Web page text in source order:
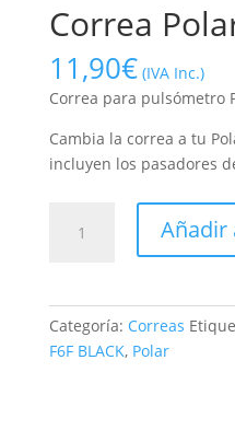
Correa
11,90€ (IVA Inc.)
Correa para pulsómetro
Cambia la correa a tu
incluyen los pasadores
Polar
cantidad
Añadir
Categoría: Correas
F6F BLACK, Polar